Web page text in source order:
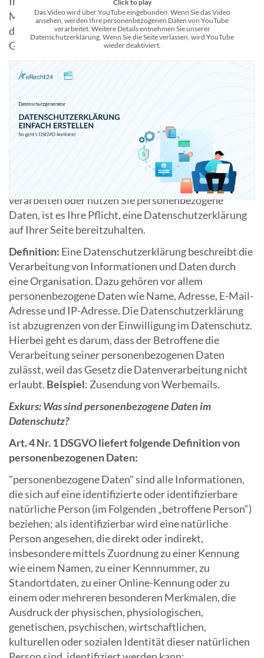
Muster-Datenschutzerklärung nutzen? Oder ist für
die Erstellung einer Datenschutzerklärung ein
Generator besser?
Click to play
Das Video wird über YouTube eingebunden. Wenn Sie das Video
ansehen, werden Ihre personenbezogenen Daten von YouTube
verarbeitet. Weitere Details entnehmen Sie unserer
Datenschutzerklärung. Wenn Sie die Seite verlassen, wird YouTube
wieder deaktiviert.
einer Datenschutzerklärung laut
DSGVO verpflichtet?
Die Datenschutzgrundverordnung ( DSGVO
) schreibt
vor, dass Sie als Webseitenbetreiber die Besucher und
Nutzer umfassend informieren. Erheben, übermitteln,
verarbeiten oder nutzen Sie personenbezogene
Daten, ist es Ihre Pflicht, eine Datenschutzerklärung
auf Ihrer Seite bereitzuhalten.
Definition: Eine Datenschutzerklärung beschreibt die
Verarbeitung von Informationen und Daten durch
eine Organisation. Dazu gehören vor allem
personenbezogene Daten wie Name, Adresse, E-Mail-
Adresse und IP-Adresse. Die Datenschutzerklärung
ist abzugrenzen von der Einwilligung im Datenschutz.
Hierbei geht es darum, dass der Betroffene die
Verarbeitung seiner personenbezogenen Daten
zulässt, weil das Gesetz die Datenverarbeitung nicht
erlaubt. Beispiel: Zusendung von Werbemails.
Exkurs: Was sind personenbezogene Daten im
Datenschutz?
Art. 4 Nr. 1 DSGVO liefert folgende Definition von
personenbezogenen Daten:
"personenbezogene Daten" sind alle Informationen,
die sich auf eine identifizierte oder identifizierbare
natürliche Person (im Folgenden „betroffene Person“)
beziehen; als identifizierbar wird eine natürliche
Person angesehen, die direkt oder indirekt,
insbesondere mittels Zuordnung zu einer Kennung
wie einem Namen, zu einer Kennnummer, zu
Standortdaten, zu einer Online-Kennung oder zu
einem oder mehreren besonderen Merkmalen, die
Ausdruck der physischen, physiologischen,
genetischen, psychischen, wirtschaftlichen,
kulturellen oder sozialen Identität dieser natürlichen